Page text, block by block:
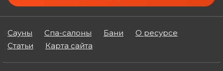
Сауны Спа-салоны Бани
О ресурсе
Статьи
Карта сайта